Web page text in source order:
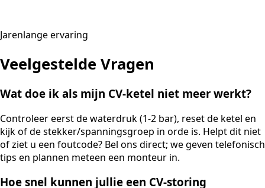
Jarenlange ervaring
Veelgestelde Vragen
Wat doe ik als mijn CV-ketel niet meer werkt?
Controleer eerst de waterdruk (1-2 bar), reset de ketel en
kijk of de stekker/spanningsgroep in orde is. Helpt dit niet
of ziet u een foutcode? Bel ons direct; we geven telefonisch
tips en plannen meteen een monteur in.
Hoe snel kunnen jullie een CV-storing